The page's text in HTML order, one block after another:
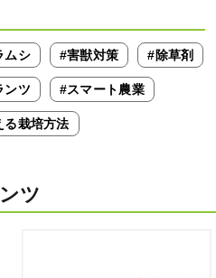
ムシ #害獣対策 #除草剤
ンツ #スマート農業
る栽培方法
ツ